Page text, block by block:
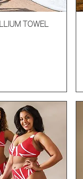
rápidaTOWEL